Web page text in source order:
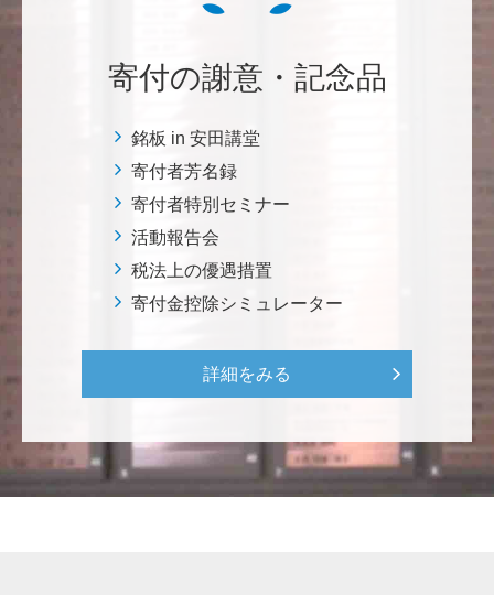
微力ながら後輩のみなさんのご活躍を期待してます！
<ラクロス部>
田畑 和樹
対校戦勝利、インカレ優勝目指して頑張ってくださ
い！ <漕艇部>
自身の高齢化とともに、障害のある方の苦労がよく理
いドアの自動ドア化あるいは開閉しやすい折り戸化」
をはじめとして、身近なことでやらなければならない
です。 <障害のある学生や研究者の活躍応援基金>
寄付の謝意・記念品
銘板 in 安田講堂
寄付者芳名録
寄付者特別セミナー
活動報告会
税法上の優遇措置
寄付金控除シミュレーター
詳細をみる